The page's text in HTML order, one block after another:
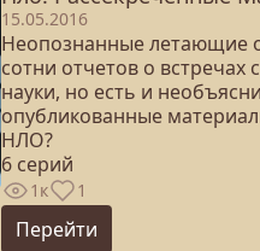
15.05.2016
Неопознанные летающие
сотни отчетов о
науки, но есть и
опубликованные
НЛО?
6 серий
1к 1
Перейти